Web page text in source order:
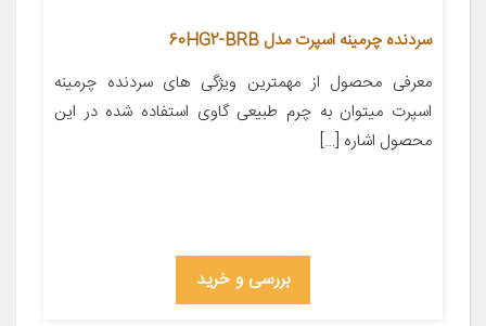
سردنده چرمینه اسپرت مدل 60HG2-BRB
معرفی محصول از مهمترین ویژگی های سردنده چرمینه
اسپرت میتوان به چرم طبیعی گاوی استفاده شده در این
محصول اشاره […]
بررسی و خرید